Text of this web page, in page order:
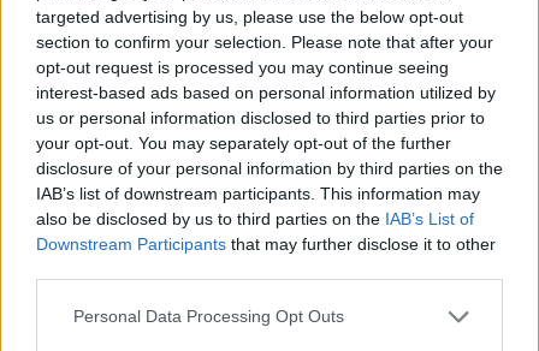
targeted advertising by us, please use the below opt-out
section to confirm your selection. Please note that after your
opt-out request is processed you may continue seeing
interest-based ads based on personal information utilized by
us or personal information disclosed to third parties prior to
your opt-out. You may separately opt-out of the further
disclosure of your personal information by third parties on the
IAB’s list of downstream participants. This information may
also be disclosed by us to third parties on the IAB’s List of
Downstream Participants that may further disclose it to other
Personal Data Processing Opt Outs
különleges emlékei pedig Szomolyán, a
kaptárköveknél fedezhetők fel.